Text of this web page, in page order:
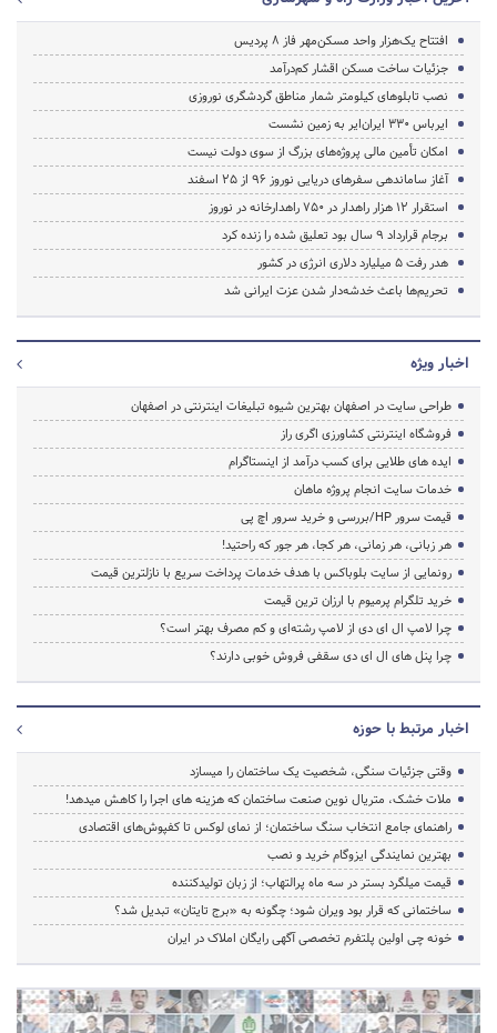
افتتاح یک‌هزار واحد مسکن‌مهر فاز ۸ پردیس
جزئیات ساخت مسکن اقشار کم‌درآمد
نصب تابلوهای کیلومتر شمار مناطق گردشگری نوروزی
ایرباس ۳۳۰ ایران‌ایر به زمین نشست
امکان تأمین مالی پروژه‌های بزرگ از سوی دولت نیست
آغاز ساماندهی سفرهای دریایی نوروز ۹۶ از ۲۵ اسفند‌
استقرار ۱۲ هزار راهدار در ۷۵۰ راهدارخانه در نوروز
برجام قرارداد ۹ سال بود تعلیق شده را زنده کرد
هدر رفت ۵ میلیارد دلاری انرژی در کشور
تحریم‌ها باعث خدشه‌دار شدن عزت ایرانی شد
اخبار ویژه
طراحی سایت در اصفهان بهترین شیوه تبلیغات اینترنتی در اصفهان
فروشگاه اینترنتی کشاورزی اگری راز
ایده های طلایی برای کسب درآمد از اینستاگرام
خدمات سایت انجام پروژه ماهان
قیمت سرور HP/بررسی و خرید سرور اچ پی
هر زبانی، هر زمانی، هر کجا، هر جور که راحتید!
رونمایی از سایت بلوباکس با هدف خدمات پرداخت سریع با نازلترین قیمت
خرید تلگرام پرمیوم با ارزان ترین قیمت
چرا لامپ ال ای دی از لامپ رشته‌ای و کم مصرف بهتر است؟
چرا پنل های ال ای دی سقفی فروش خوبی دارند؟
اخبار مرتبط با حوزه
وقتی جزئیات سنگی، شخصیت یک ساختمان را میسازد
ملات خشک، متریال نوین صنعت ساختمان که هزینه‌ های اجرا را کاهش میدهد!
راهنمای جامع انتخاب سنگ ساختمان؛ از نمای لوکس تا کفپوش‌های اقتصادی
بهترین نمایندگی ایزوگام خرید و نصب
قیمت میلگرد بستر در سه ماه پرالتهاب؛ از زبان تولیدکننده
ساختمانی که قرار بود ویران شود؛ چگونه به «برج تایتان» تبدیل شد؟
خونه چی اولین پلتفرم تخصصی آگهی رایگان املاک در ایران